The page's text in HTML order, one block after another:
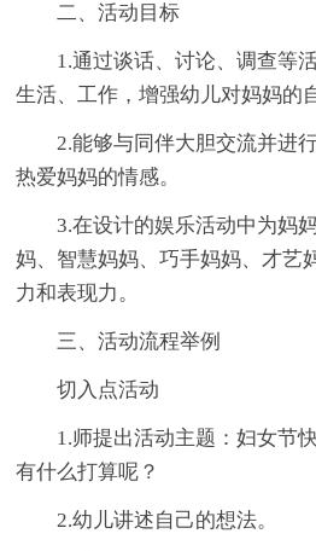
二、活动目标
1.通过谈话、讨论、调查等
生活、工作，增强幼儿对妈妈的
2.能够与同伴大胆交流并进
热爱妈妈的情感。
3.在设计的娱乐活动中为妈
妈、智慧妈妈、巧手妈妈、才艺
力和表现力。
三、活动流程举例
切入点活动
1.师提出活动主题：妇女节
有什么打算呢？
2.幼儿讲述自己的想法。